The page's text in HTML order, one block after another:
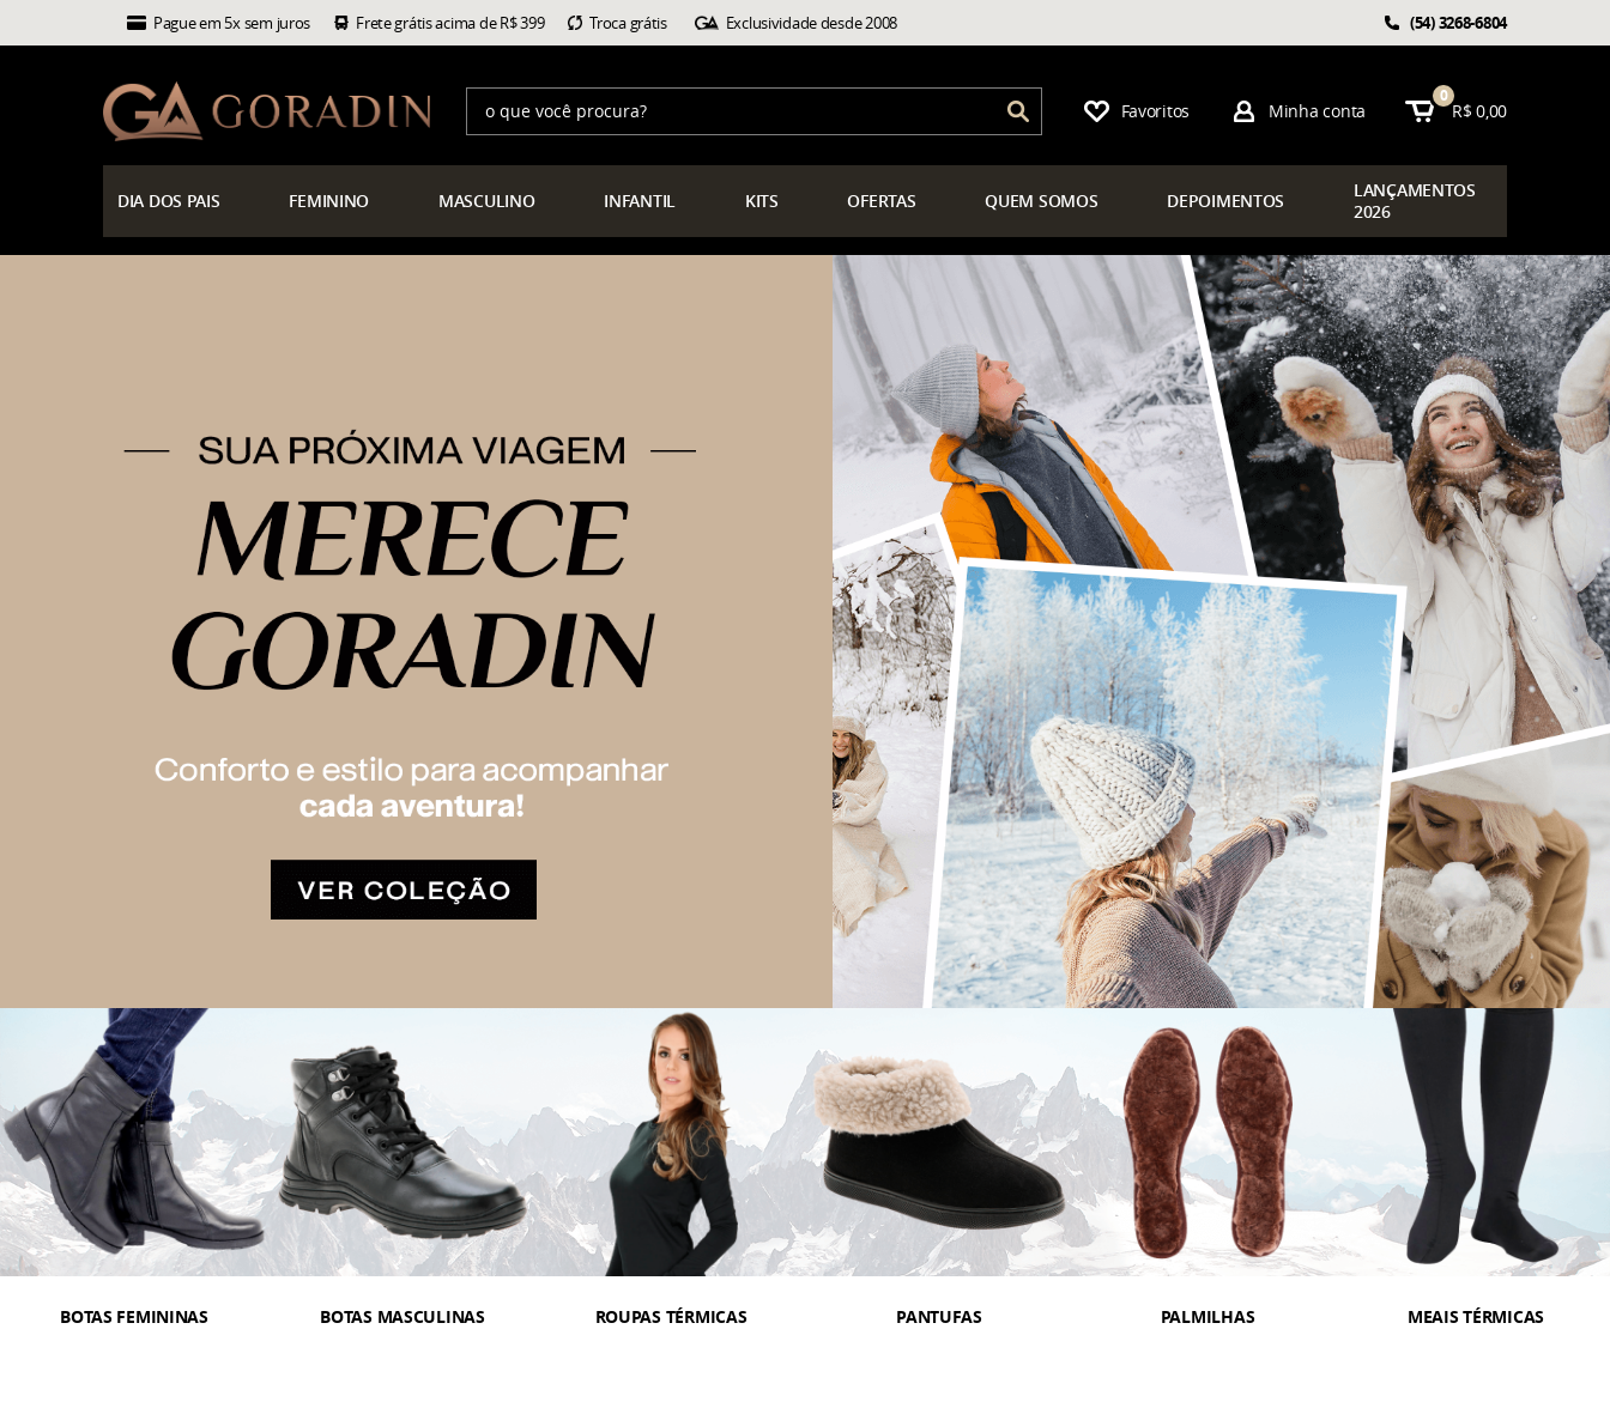
Pague em 5x sem juros Frete grátis acima de R$ 399 Troca grátis Exclusividade desde 2008 (54)3268-6804
Favoritos Minha conta
0
R$ 0,00
DIA DOS PAIS FEMININO MASCULINO INFANTIL KITS OFERTAS QUEM SOMOS DEPOIMENTOS LANÇAMENTOS
2026
BOTAS FEMININAS BOTAS MASCULINAS ROUPAS TÉRMICAS PANTUFAS PALMILHAS MEAIS TÉRMICAS